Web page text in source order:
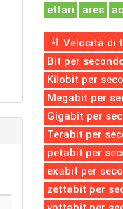
ettari
ares
Velocità di
Bit per
Kilobit per
Megabit per
Gigabit per
Terabit per
petabit per
exabit per
zettabit per